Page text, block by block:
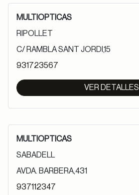
MULTIOPTICAS
RIPOLLET
C/ RAMBLA SANT JORDI,15
931723567
VER DETALLES
MULTIOPTICAS
SABADELL
AVDA. BARBERA,431
937112347